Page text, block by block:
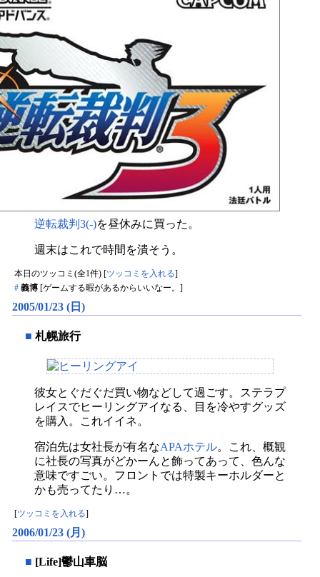
逆転裁判3(-)を昼休みに買った。
週末はこれで時間を潰そう。
本日のツッコミ(全1件) [ ツッコミを入れる
# 義博 [ゲームする暇があるからいいなー。]
2005/01/23 (日)
■ 札幌旅行
彼女とぐだぐだ買い物などして過ごす。ステラプ
レイスでヒーリングアイなる、目を冷やすグッズ
を購入。これイイネ。
宿泊先は女社長が有名なAPAホテル。これ、概観
に社長の写真がどかーんと飾ってあって、色んな
意味ですごい。フロントでは特製キーホルダーと
かも売ってたり…。
[ツッコミを入れる]
2006/01/23 (月)
■ [Life]鬱山車脳